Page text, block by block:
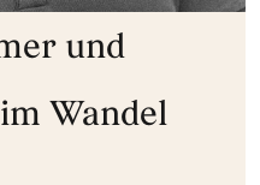
und
Wandel